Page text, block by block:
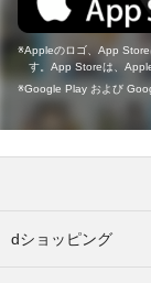
Appleのロゴ、App
す。App Storeは、
Google Play および
dショッピング